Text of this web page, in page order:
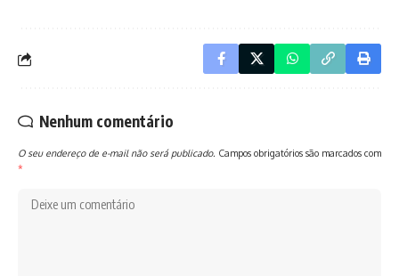
Nenhum comentário
O seu endereço de e-mail não será publicado. Campos obrigatórios são marcados com
*